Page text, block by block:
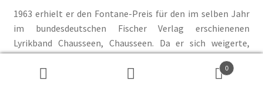
1963 erhielt er den Fontane-Preis für den im selben Jahr
im bundesdeutschen Fischer Verlag erschienenen
Lyrikband Chausseen, Chausseen. Da er sich weigerte,
diesen West-Berliner Preis abzulehnen, durfte er in der
Folgezeit in der
weder publizieren noch reisen. Ab
0